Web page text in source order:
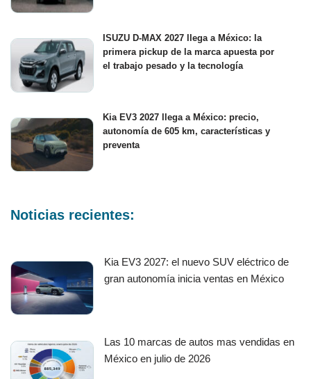
ISUZU D-MAX 2027 llega a México: la
primera pickup de la marca apuesta por
el trabajo pesado y la tecnología
Kia EV3 2027 llega a México: precio,
autonomía de 605 km, características y
preventa
Noticias recientes:
Kia EV3 2027: el nuevo SUV eléctrico de
gran autonomía inicia ventas en México
Las 10 marcas de autos mas vendidas en
México en julio de 2026